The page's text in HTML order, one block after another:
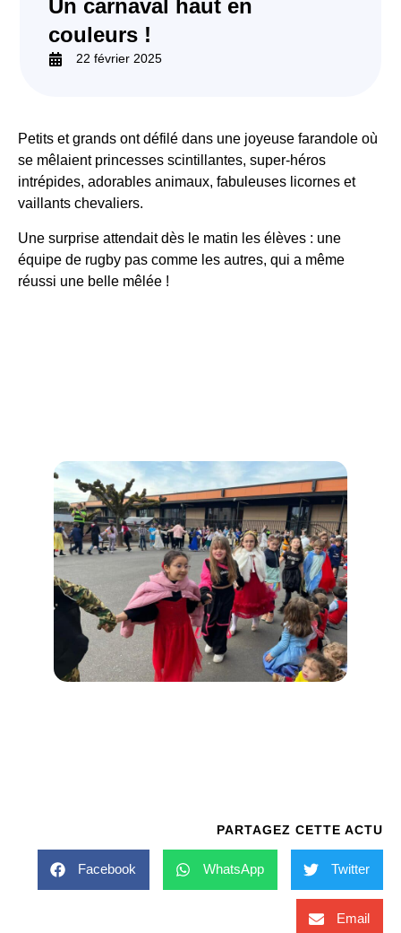
Un carnaval haut en
couleurs !
22 février 2025
Petits et grands ont défilé dans une joyeuse farandole où
se mêlaient princesses scintillantes, super-héros
intrépides, adorables animaux, fabuleuses licornes et
vaillants chevaliers.
Une surprise attendait dès le matin les élèves : une
équipe de rugby pas comme les autres, qui a même
réussi une belle mêlée !
PARTAGEZ CETTE ACTU
Facebook WhatsApp Twitter
Email